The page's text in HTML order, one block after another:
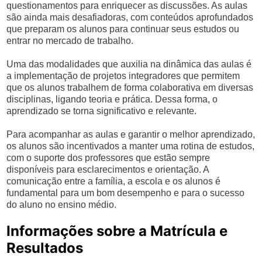
questionamentos para enriquecer as discussões. As aulas
são ainda mais desafiadoras, com conteúdos aprofundados
que preparam os alunos para continuar seus estudos ou
entrar no mercado de trabalho.
Uma das modalidades que auxilia na dinâmica das aulas é
a implementação de projetos integradores que permitem
que os alunos trabalhem de forma colaborativa em diversas
disciplinas, ligando teoria e prática. Dessa forma, o
aprendizado se torna significativo e relevante.
Para acompanhar as aulas e garantir o melhor aprendizado,
os alunos são incentivados a manter uma rotina de estudos,
com o suporte dos professores que estão sempre
disponíveis para esclarecimentos e orientação. A
comunicação entre a família, a escola e os alunos é
fundamental para um bom desempenho e para o sucesso
do aluno no ensino médio.
Informações sobre a Matrícula e
Resultados